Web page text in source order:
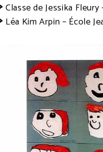
Classe de Jessika
Léa Kim Arpin – École